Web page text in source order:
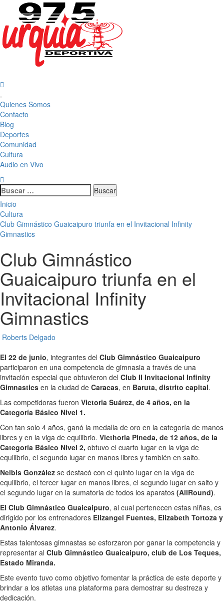
contenido
Menú
principal
Quienes Somos
Contacto
Blog
Deportes
Comunidad
Cultura
Audio en Vivo
Buscar:
Inicio
Cultura
Club Gimnástico Guaicaipuro triunfa en el Invitacional Infinity
Gimnastics
Club Gimnástico
Guaicaipuro triunfa en el
Invitacional Infinity
Gimnastics
Roberts Delgado
El 22 de junio, integrantes del Club Gimnástico Guaicaipuro
participaron en una competencia de gimnasia a través de una
invitación especial que obtuvieron del Club II Invitacional Infinity
Gimnastics en la ciudad de Caracas, en Baruta, distrito capital.
Las competidoras fueron Victoria Suárez, de 4 años, en la
Categoría Básico Nivel 1.
Con tan solo 4 años, ganó la medalla de oro en la categoría de manos
libres y en la viga de equilibrio. Victhoria Pineda, de 12 años, de la
Categoría Básico Nivel 2, obtuvo el cuarto lugar en la viga de
equilibrio, el segundo lugar en manos libres y también en salto.
Nelbis González se destacó con el quinto lugar en la viga de
equilibrio, el tercer lugar en manos libres, el segundo lugar en salto y
el segundo lugar en la sumatoria de todos los aparatos (AllRound).
El Club Gimnástico Guaicaipuro, al cual pertenecen estas niñas, es
dirigido por los entrenadores Elizangel Fuentes, Elizabeth Tortoza y
Antonio Álvarez.
Estas talentosas gimnastas se esforzaron por ganar la competencia y
representar al Club Gimnástico Guaicaipuro, club de Los Teques,
Estado Miranda.
Este evento tuvo como objetivo fomentar la práctica de este deporte y
brindar a los atletas una plataforma para demostrar su destreza y
dedicación.